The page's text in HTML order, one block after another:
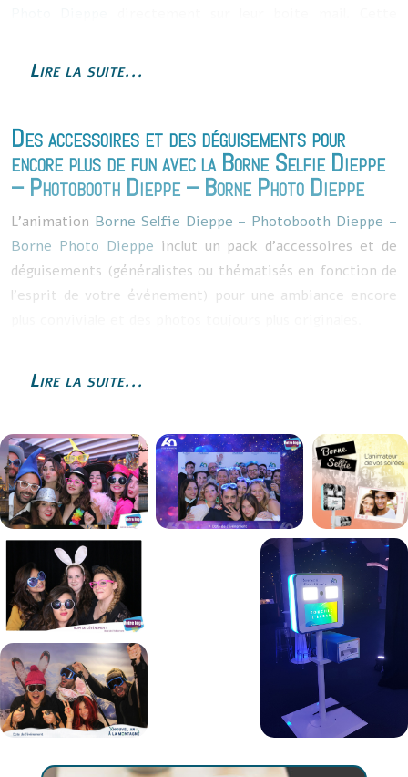
constituer une base de données Mails relative aux
Lire la suite...
Des accessoires et des déguisements pour
encore plus de fun avec la Borne Selfie Dieppe
– Photobooth Dieppe – Borne Photo Dieppe
L’animation Borne Selfie Dieppe – Photobooth Dieppe –
Borne Photo Dieppe inclut un pack d’accessoires et de
déguisements (généralistes ou thématisés en fonction de
l’esprit de votre événement) pour une ambiance encore
Lire la suite...